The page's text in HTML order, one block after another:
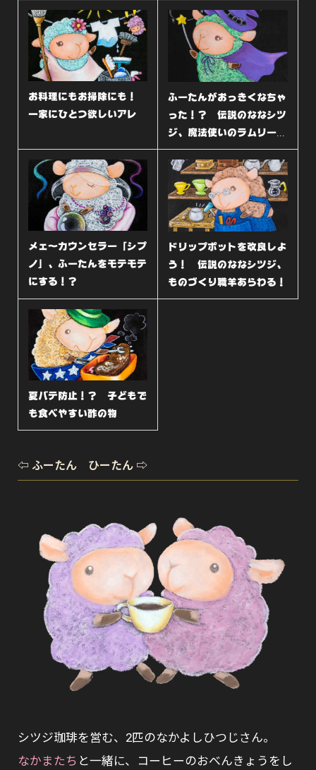
お料理にもお掃除にも！
一家にひとつ欲しいアレ
ふーたんがおっきくなちゃ
った！？ 伝説のななシツ
ジ、魔法使いのラムリー...
メェ〜カウンセラー「シプ
ノ」、ふーたんをモテモテ
にする！？
ドリップポットを改良しよ
う！ 伝説のななシツジ、
ものづくり職羊あらわる！
夏バテ防止！？ 子どもで
も食べやすい酢の物
⇦ ふーたん ひーたん ⇨
シツジ珈琲を営む、2匹のなかよしひつじさん。
なかまたち と一緒に、コーヒーのおべんきょうをし